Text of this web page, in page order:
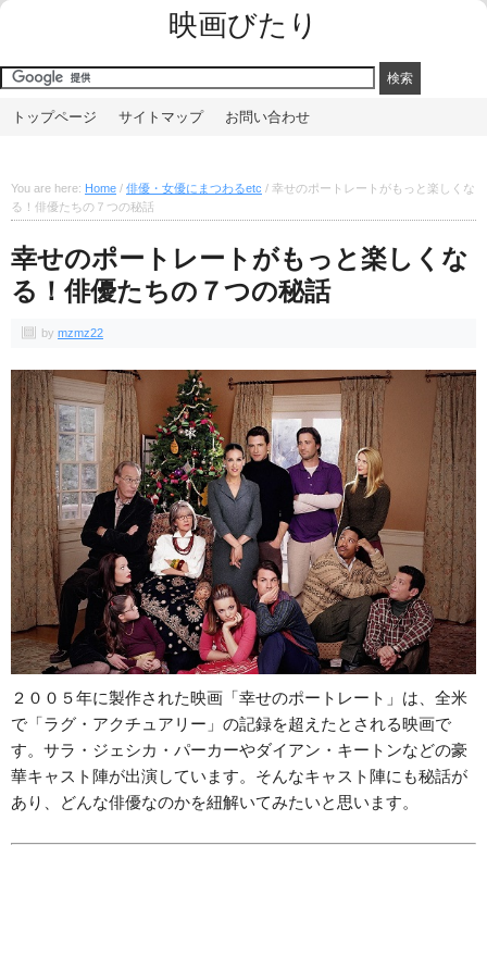
映画びたり
トップページ サイトマップ お問い合わせ
You are here: Home / 俳優・女優にまつわるetc / 幸せのポートレートがもっと楽しくな
る！俳優たちの７つの秘話
幸せのポートレートがもっと楽しくな
る！俳優たちの７つの秘話
by mzmz22
２００５年に製作された映画「幸せのポートレート」は、全米
で「ラグ・アクチュアリー」の記録を超えたとされる映画で
す。サラ・ジェシカ・パーカーやダイアン・キートンなどの豪
華キャスト陣が出演しています。そんなキャスト陣にも秘話が
あり、どんな俳優なのかを紐解いてみたいと思います。